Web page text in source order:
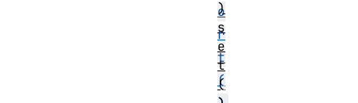
o
r
t
(
)
s
e
t
(